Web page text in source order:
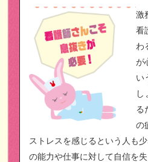
激
看
わ
が
い
し
る
の
ストレスを感じるという人も少
の能力や仕事に対して自信を失